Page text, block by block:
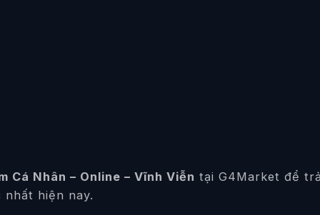
Cá Nhân – Online – Vĩnh Viễn tại G4Market để
hiện nay.